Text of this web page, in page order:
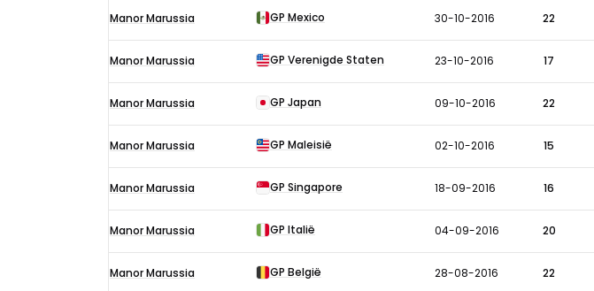
2016
Manor Marussia GP Mexico 30-10-2016 22
Manor Marussia GP Verenigde Staten 23-10-2016 17
Manor Marussia GP Japan 09-10-2016 22
Manor Marussia GP Maleisië 02-10-2016 15
Manor Marussia GP Singapore 18-09-2016 16
Manor Marussia GP Italië 04-09-2016 20
Manor Marussia GP België 28-08-2016 22